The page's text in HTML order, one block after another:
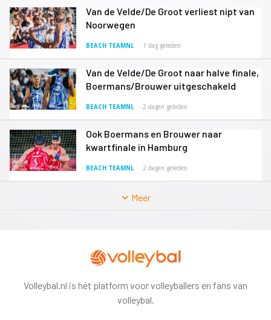
Van de Velde/De Groot verliest nipt van
Noorwegen
BEACH TEAMNL 1 dag geleden
Van de Velde/De Groot naar halve finale,
Boermans/Brouwer uitgeschakeld
BEACH TEAMNL 2 dagen geleden
Ook Boermans en Brouwer naar
kwartfinale in Hamburg
BEACH TEAMNL 2 dagen geleden
Meer
Volleybal.nl is hét platform voor volleyballers en fans van
volleybal.